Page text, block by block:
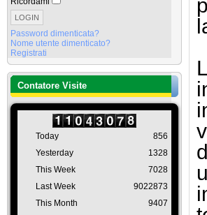
Password dimenticata?
Nome utente dimenticato?
Registrati
Contatore Visite
Today
Yesterday
This Week
Last Week
This Month
856
1328
7028
9022873
9407